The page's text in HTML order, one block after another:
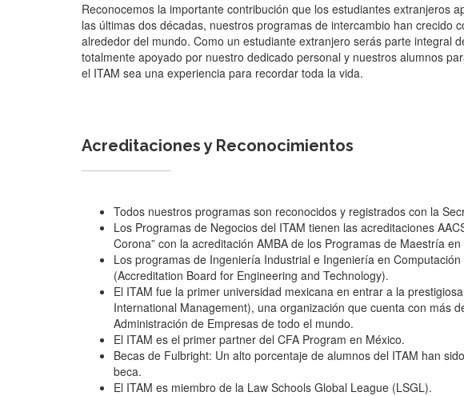
Reconocemos la importante contribución que los estudiantes extranjeros
las últimas dos décadas, nuestros programas de intercambio han crecido
alrededor del mundo. Como un estudiante extranjero serás parte integral
totalmente apoyado por nuestro dedicado personal y nuestros alumnos
el ITAM sea una experiencia para recordar toda la vida.
Acreditaciones y Reconocimientos
Todos nuestros programas son reconocidos y registrados con la
Los Programas de Negocios del ITAM tienen las acreditaciones
Corona” con la acreditación AMBA de los Programas de Maestría en
Los programas de Ingeniería Industrial e Ingeniería en
(Accreditation Board for Engineering and Technology).
El ITAM fue la primer universidad mexicana en entrar a la
International Management), una organización que cuenta con más
Administración de Empresas de todo el mundo.
El ITAM es el primer partner del CFA Program en México.
Becas de Fulbright: Un alto porcentaje de alumnos del ITAM han
beca.
El ITAM es miembro de la Law Schools Global League (LSGL).